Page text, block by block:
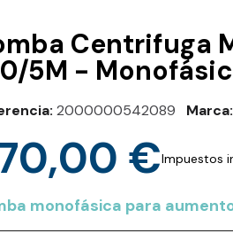
Centrifuga
5M -
2000000542089 Marca
€Impuestos
monofásica para